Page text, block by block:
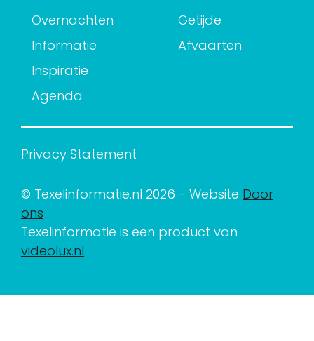
Overnachten
Informatie
Inspiratie
Agenda
Getijde
Afvaarten
Privacy Statement
© Texelinformatie.nl 2026 - Website Door
ons
Texelinformatie is een product van
videolux.nl